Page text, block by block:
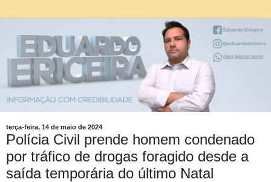
terça-feira, 14 de maio de 2024
Polícia Civil prende homem condenado
por tráfico de drogas foragido desde a
saída temporária do último Natal